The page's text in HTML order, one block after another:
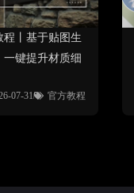
程丨基于贴图生
键提升材质细
07-31 官方教程